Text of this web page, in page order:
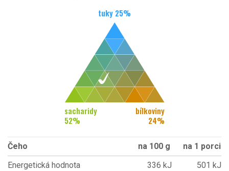
tuky 25%
sacharidy
52%
bílkoviny
24%
Čeho na 100 g
na 1 porci
Energetická hodnota
336 kJ
501 kJ